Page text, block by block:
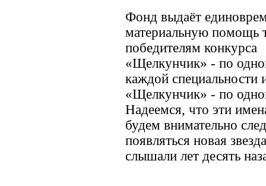
Фонд выдаёт
материальную помощь
победителям конкурса
«Щелкунчик» - по
каждой специальности
«Щелкунчик» - по
Надеемся, что эти
будем внимательно
появляться новая
слышали лет десять